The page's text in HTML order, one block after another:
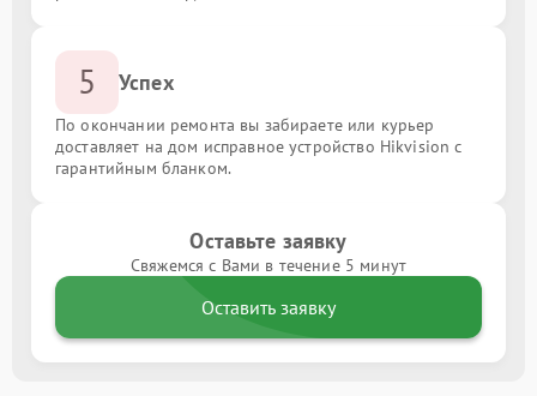
5 Успех
По окончании ремонта вы забираете или курьер
доставляет на дом исправное устройство Hikvision с
гарантийным бланком.
Оставьте заявку
Свяжемся с Вами в течение 5 минут
Оставить заявку